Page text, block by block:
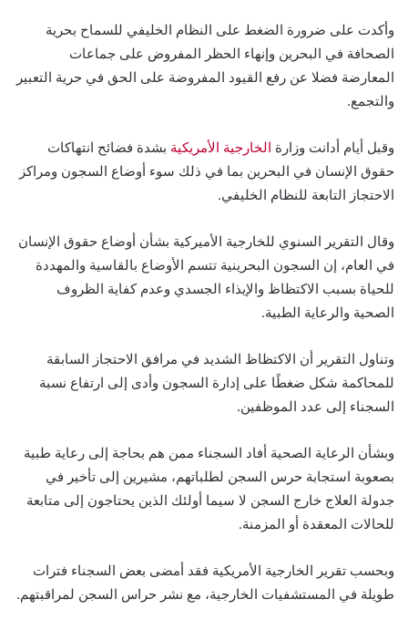
وأكدت على ضرورة الضغط على النظام الخليفي للسماح بحرية
الصحافة في البحرين وإنهاء الحظر المفروض على جماعات
المعارضة فضلا عن رفع القيود المفروضة على الحق في حرية التعبير
والتجمع.
وقبل أيام أدانت وزارة الخارجية الأمريكية بشدة فضائح انتهاكات
حقوق الإنسان في البحرين بما في ذلك سوء أوضاع السجون ومراكز
الاحتجاز التابعة للنظام الخليفي.
وقال التقرير السنوي للخارجية الأميركية بشأن أوضاع حقوق الإنسان
في العام، إن السجون البحرينية تتسم الأوضاع بالقاسية والمهددة
للحياة بسبب الاكتظاظ والإيذاء الجسدي وعدم كفاية الظروف
الصحية والرعاية الطبية.
وتناول التقرير أن الاكتظاظ الشديد في مرافق الاحتجاز السابقة
للمحاكمة شكل ضغطًا على إدارة السجون وأدى إلى ارتفاع نسبة
السجناء إلى عدد الموظفين.
وبشأن الرعاية الصحية أفاد السجناء ممن هم بحاجة إلى رعاية طبية
بصعوبة استجابة حرس السجن لطلباتهم، مشيرين إلى تأخير في
جدولة العلاج خارج السجن لا سيما أولئك الذين يحتاجون إلى متابعة
للحالات المعقدة أو المزمنة.
وبحسب تقرير الخارجية الأمريكية فقد أمضى بعض السجناء فترات
طويلة في المستشفيات الخارجية، مع نشر حراس السجن لمراقبتهم.